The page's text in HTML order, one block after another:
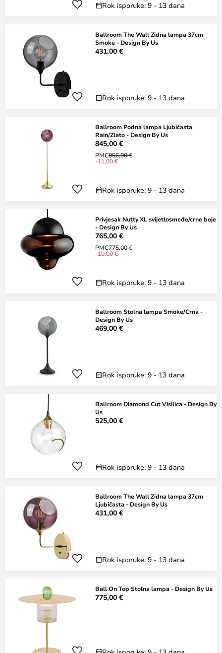
Rok isporuke: 9 - 13 dana
Ballroom The Wall Zidna lampa 37cm
Smoke - Design By Us
431,00 €
Rok isporuke: 9 - 13 dana
Ballroom Podna lampa Ljubičasta
Rain/Zlato - Design By Us
845,00 €
PMC856,00 €
-11,00 €
Rok isporuke: 9 - 13 dana
Privjesak Nutty XL svijetlosmeđe/crne boje
- Design By Us
765,00 €
PMC775,00 €
-10,00 €
Rok isporuke: 9 - 13 dana
Ballroom Stolna lampa Smoke/Crna -
Design By Us
469,00 €
Rok isporuke: 9 - 13 dana
Ballroom Diamond Cut Visilica - Design By
Us
525,00 €
Rok isporuke: 9 - 13 dana
Ballroom The Wall Zidna lampa 37cm
Ljubičasta - Design By Us
431,00 €
Rok isporuke: 9 - 13 dana
Ball On Top Stolna lampa - Design By Us
775,00 €